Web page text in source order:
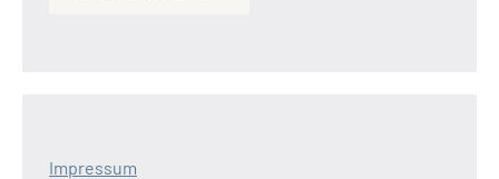
Impressum